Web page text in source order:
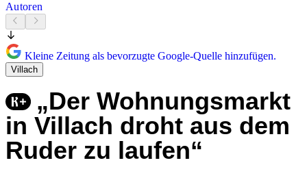
Autoren
Kleine Zeitung als bevorzugte Google-Quelle hinzufügen.
Villach
„Der Wohnungsmarkt
in Villach droht aus dem
Ruder zu laufen“